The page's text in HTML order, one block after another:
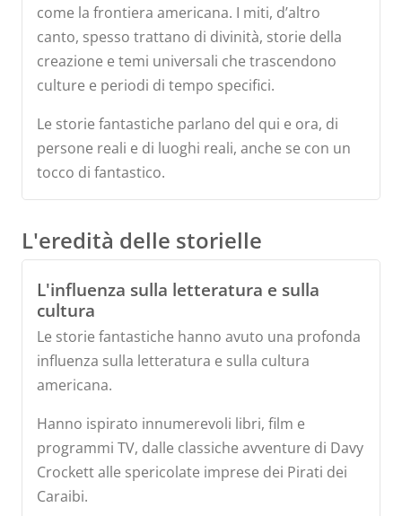
come la frontiera americana. I miti, d’altro
canto, spesso trattano di divinità, storie della
creazione e temi universali che trascendono
culture e periodi di tempo specifici.
Le storie fantastiche parlano del qui e ora, di
persone reali e di luoghi reali, anche se con un
tocco di fantastico.
L'eredità delle storielle
L'influenza sulla letteratura e sulla
cultura
Le storie fantastiche hanno avuto una profonda
influenza sulla letteratura e sulla cultura
americana.
Hanno ispirato innumerevoli libri, film e
programmi TV, dalle classiche avventure di Davy
Crockett alle spericolate imprese dei Pirati dei
Caraibi.